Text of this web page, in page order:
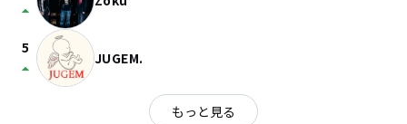
arrow_drop_up
5
arrow_drop_up JUGEM.
もっと見る